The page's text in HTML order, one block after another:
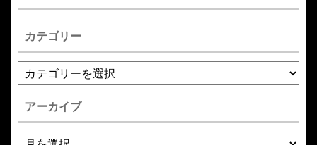
カテゴリー
アーカイブ